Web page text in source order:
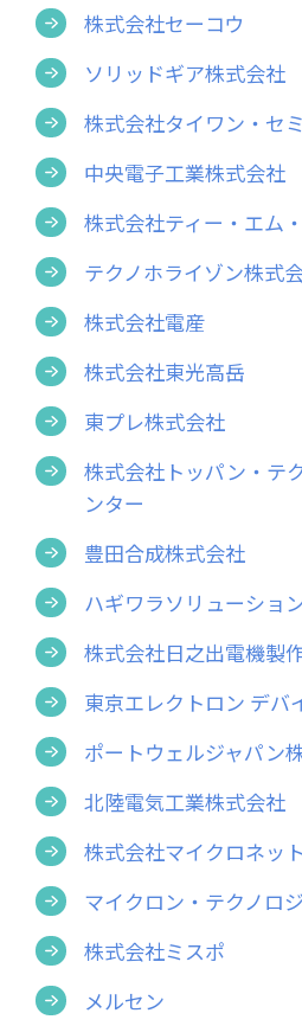
株式会社セーコウ
ソリッドギア株式会社
株式会社タイワン・セ
中央電子工業株式会社
株式会社ティー・エム
テクノホライゾン株式
株式会社電産
株式会社東光高岳
東プレ株式会社
株式会社トッパン・テ
ンター
豊田合成株式会社
ハギワラソリューショ
株式会社日之出電機製
東京エレクトロン デバ
ポートウェルジャパン
北陸電気工業株式会社
株式会社マイクロネット
マイクロン・テクノロ
株式会社ミスポ
メルセン